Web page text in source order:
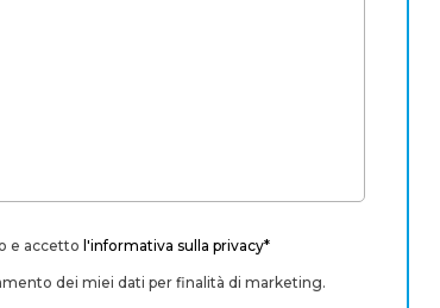
e accetto l'informativa sulla privacy*
dei miei dati per finalità di marketing.